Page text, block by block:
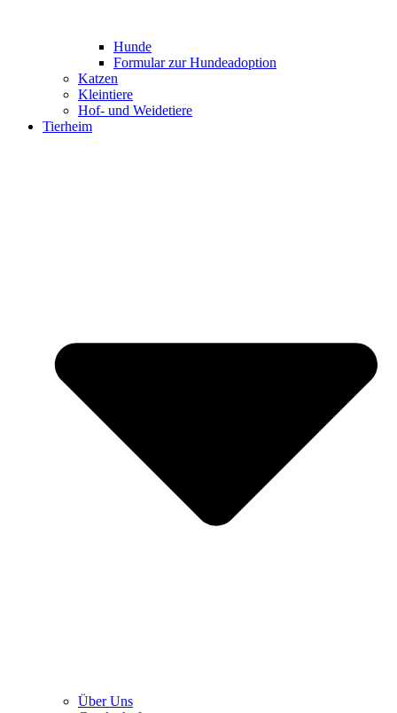
Hunde
Formular zur Hundeadoption
Katzen
Kleintiere
Hof- und Weidetiere
Tierheim
Über Uns